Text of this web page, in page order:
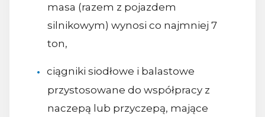
masa (razem z pojazdem
silnikowym) wynosi co najmniej 7
ton,
ciągniki siodłowe i balastowe
przystosowane do współpracy z
naczepą lub przyczepą, mające